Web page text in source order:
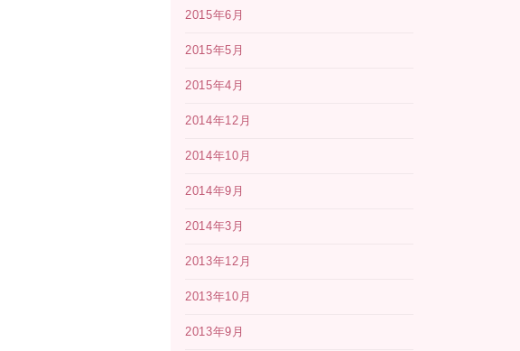
2015年6月
2015年5月
2015年4月
2014年12月
2014年10月
2014年9月
2014年3月
2013年12月
2013年10月
2013年9月